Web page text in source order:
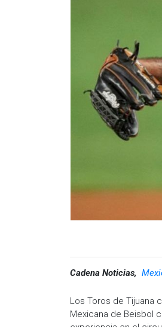
Cadena Noticias,
Los Toros de Tijuana
Mexicana de Beisbol
experiencia en el